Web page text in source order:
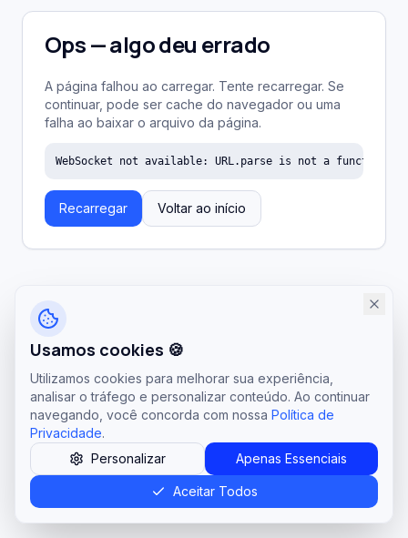
Ops — algo deu errado
A página falhou ao carregar. Tente recarregar. Se
continuar, pode ser cache do navegador ou uma
falha ao baixar o arquivo da página.
WebSocket not available: URL.parse is not a function
Recarregar Voltar ao início
Usamos cookies 🍪
Utilizamos cookies para melhorar sua experiência,
analisar o tráfego e personalizar conteúdo. Ao continuar
navegando, você concorda com nossa Política de
Privacidade.
Personalizar
Apenas Essenciais
Aceitar Todos